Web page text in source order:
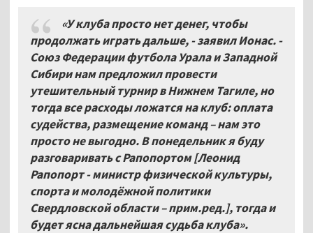
«У клуба просто нет денег, чтобы
продолжать играть дальше, - заявил Ионас. -
Союз Федерации футбола Урала и Западной
Сибири нам предложил провести
утешительный турнир в Нижнем Тагиле, но
тогда все расходы ложатся на клуб: оплата
судейства, размещение команд – нам это
просто не выгодно. В понедельник я буду
разговаривать с Рапопортом [Леонид
Рапопорт - министр физической культуры,
спорта и молодёжной политики
Свердловской области – прим.ред.], тогда и
будет ясна дальнейшая судьба клуба».